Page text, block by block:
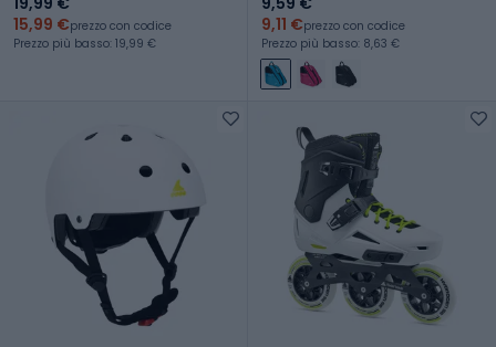
15,99 €prezzo con codice
Prezzo più basso: 19,99 €
9,11 €prezzo con codice
Prezzo più basso: 8,63 €